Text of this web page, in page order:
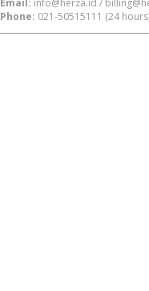
Email: info@herza.id /
Phone: 021-50515111 (24